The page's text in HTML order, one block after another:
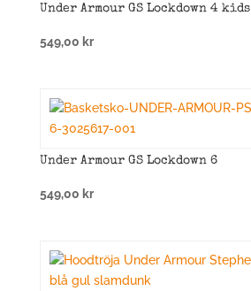
Under Armour GS Lockdown 4 kids
549,00 kr
Under Armour GS Lockdown 6
549,00 kr